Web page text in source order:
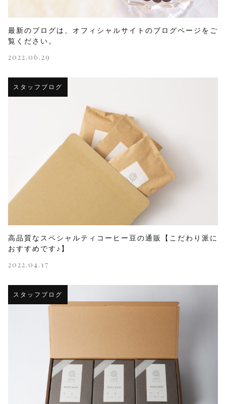
最新のブログは、オフィシャルサイトのブログページをご
覧ください。
2022.06.29
スタッフブログ
高品質なスペシャルティコーヒー豆の通販【こだわり派に
おすすめです♪】
2022.04.17
スタッフブログ